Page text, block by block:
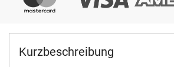
Kurzbeschreibung